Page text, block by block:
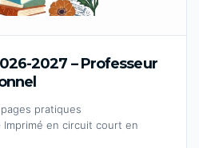
2027 – Professeur
pratiques
Imprimé en circuit court en